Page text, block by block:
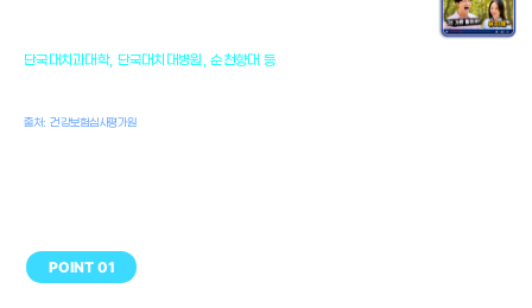
단국대치과대학, 단국대치대병원, 순천향대 등
출처: 건강보험심사평가원
POINT 01